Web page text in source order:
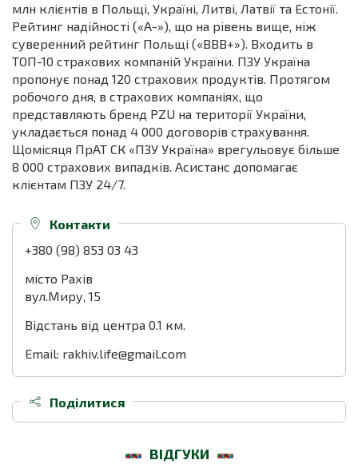
млн клієнтів в Польщі, Україні, Литві, Латвії та Естонії.
Рейтинг надійності («А-»), що на рівень вище, ніж
суверенний рейтинг Польщі («ВВВ+»). Входить в
ТОП-10 страхових компаній України. ПЗУ Україна
пропонує понад 120 страхових продуктів. Протягом
робочого дня, в страхових компаніях, що
представляють бренд PZU на території України,
укладається понад 4 000 договорів страхування.
Щомісяця ПрАТ СК «ПЗУ Україна» врегульовує більше
8 000 страхових випадків. Асистанс допомагає
клієнтам ПЗУ 24/7.
Контакти
+380 (98) 853 03 43
місто Рахів
вул.Миру, 15
Відстань від центра 0.1 км.
Email: rakhiv.life@gmail.com
Поділитися
ВІДГУКИ